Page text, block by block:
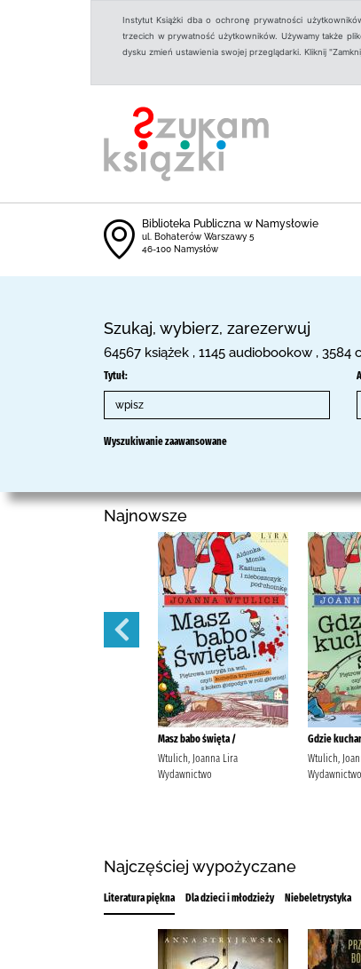
Instytut Książki dba o ochronę prywatności
trzecich w prywatność użytkowników. Używamy także
dysku zmień ustawienia swojej przeglądarki. Kliknij
Biblioteka Publiczna w Namysłowie
ul. Bohaterów Warszawy 5
46-100 Namysłów
Szukaj, wybierz, zarezerwuj
64567 książek , 1145 audiobookow , 3584
Tytuł:
Wyszukiwanie zaawansowane
Najnowsze
Masz babo święta /
Wtulich, Joanna Lira
Wydawnictwo
Gdzie
Wtulich,
Wydawnictwo
Najczęściej wypożyczane
Literatura piękna Dla dzieci i młodzieży Niebeletrystyka